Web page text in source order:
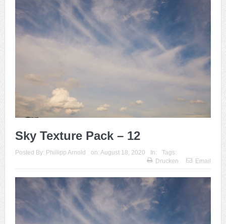
Sky Texture Pack – 12
Posted By: Phillipp Arnold on: August 18, 2020 In:
Tags:
Drucken
Email